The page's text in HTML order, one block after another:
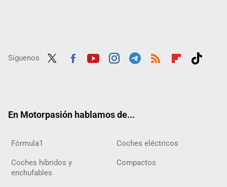
Síguenos
En Motorpasión hablamos de...
Fórmula1 Coches eléctricos
Coches híbridos y
enchufables
Compactos